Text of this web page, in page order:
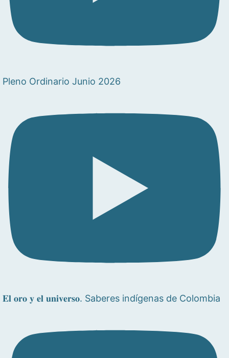
Pleno Ordinario Junio 2026
𝐄𝐥 𝐨𝐫𝐨 𝐲 𝐞𝐥 𝐮𝐧𝐢𝐯𝐞𝐫𝐬𝐨. Saberes indígenas de Colombia